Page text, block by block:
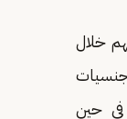
لهم خلال
بعدة لغات 303,869 زائرًا من جنسيات
في حين